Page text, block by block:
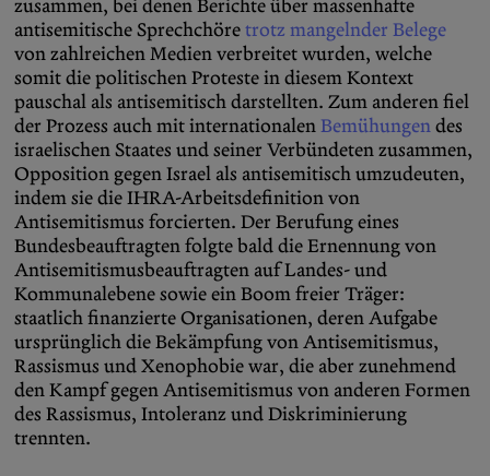
zusammen, bei denen Berichte über massenhafte
antisemitische Sprechchöretrotz mangelnder Belege
von zahlreichen Medien verbreitet wurden, welche
somit die politischen Proteste in diesem Kontext
pauschal als antisemitisch darstellten. Zum anderen fiel
der Prozess auch mit internationalenBemühungendes
israelischen Staates und seiner Verbündeten zusammen,
Opposition gegen Israel als antisemitisch umzudeuten,
indem sie die IHRA-Arbeitsdefinition von
Antisemitismus forcierten. Der Berufung eines
Bundesbeauftragten folgte bald die Ernennung von
Antisemitismusbeauftragten auf Landes- und
Kommunalebene sowie ein Boom freier Träger:
staatlich finanzierte Organisationen, deren Aufgabe
ursprünglich die Bekämpfung von Antisemitismus,
Rassismus und Xenophobie war, die aber zunehmend
den Kampf gegen Antisemitismus von anderen Formen
des Rassismus, Intoleranz und Diskriminierung
trennten.